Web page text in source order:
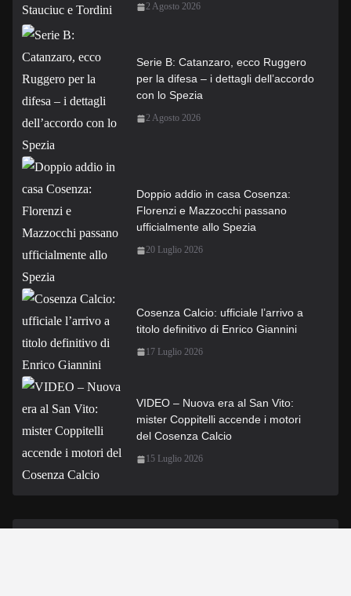
2 Agosto 2026
Serie B: Catanzaro, ecco Ruggero
per la difesa – i dettagli dell’accordo
con lo Spezia
2 Agosto 2026
Doppio addio in casa Cosenza:
Florenzi e Mazzocchi passano
ufficialmente allo Spezia
20 Luglio 2026
Cosenza Calcio: ufficiale l’arrivo a
titolo definitivo di Enrico Giannini
17 Luglio 2026
VIDEO – Nuova era al San Vito:
mister Coppitelli accende i motori
del Cosenza Calcio
15 Luglio 2026